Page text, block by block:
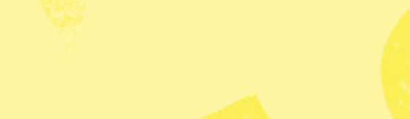
är en så viktig rättighet att den är
extra viktigt att vi är många som uppmärksammar
i förlängningen försvaga den. För varje